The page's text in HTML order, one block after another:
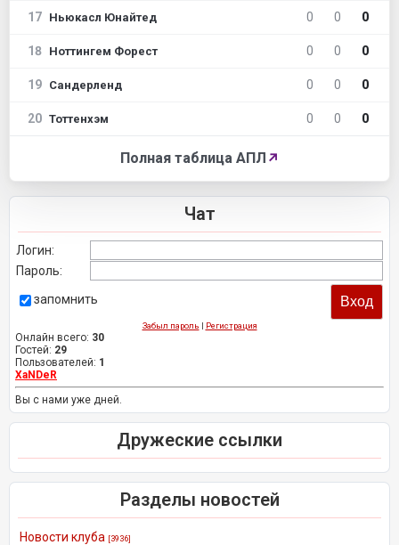
17 Ньюкасл Юнайтед 0 0 0
18 Ноттингем Форест 0 0 0
19 Сандерленд 0 0 0
20 Тоттенхэм 0 0 0
Полная таблица АПЛ ↗
Чат
Логин:
Пароль:
запомнить
Забыл пароль | Регистрация
Онлайн всего: 30
Гостей: 29
Пользователей: 1
XaNDeR
Вы с нами уже дней.
Дружеские ссылки
Разделы новостей
Новости клуба [3936]